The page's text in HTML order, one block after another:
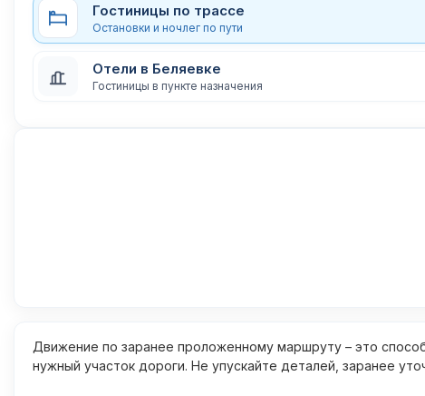
Гостиницы по трассе
Остановки и ночлег по пути
Отели в Беляевке
Гостиницы в пункте назначения
Движение по заранее проложенному маршруту – это
нужный участок дороги. Не упускайте деталей, заранее